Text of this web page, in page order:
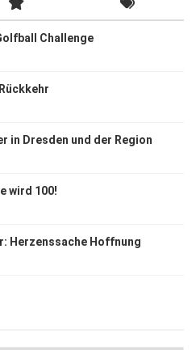
Challenge
in Dresden und der Region
wird 100!
Herzenssache Hoffnung